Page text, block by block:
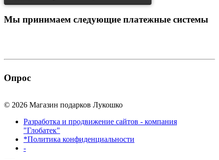
Мы принимаем следующие платежные системы
Опрос
© 2026 Магазин подарков Лукошко
Разработка и продвижение сайтов - компания
"Глобатек"
*Политика конфиденциальности
-